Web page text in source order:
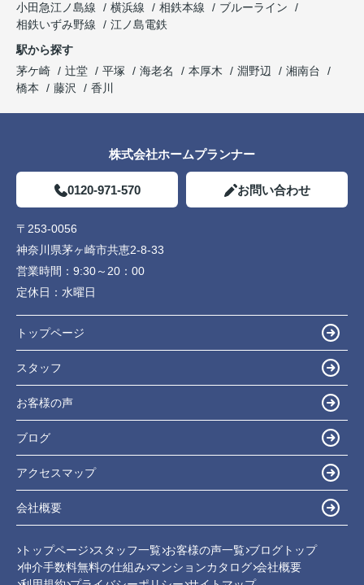
小田急江ノ島線
横浜線 相鉄本線
ブルーライン
相鉄いずみ野線
江ノ島電鉄
駅から探す
茅ケ崎
辻堂 平塚 海老名 本厚木 淵野辺
湘南台
橋本
藤沢 香川
株式会社ホームプランナー
0120-971-570 お問い合わせ
〒253-0056
神奈川県茅ヶ崎市共恵2-8-33
営業時間： 9:30～20：00
定休日： 水曜日
トップページ
スタッフ
お客様の声
ブログ
アクセスマップ
会社概要
トップページ スタッフ一覧 お客様の声一覧 ブログトップ
仲介手数料無料の仕組み マンションカタログ 会社概要